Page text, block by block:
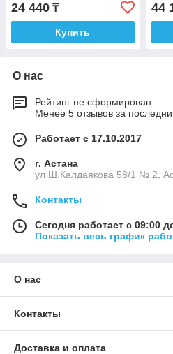
24 440 ₸
Купить
44
О нас
Рейтинг не сформирован
Менее 5 отзывов за
Работает с 17.10.2017
г. Астана
ул Ш.Калдаякова 58/1 № 2,
Контакты
Сегодня работает с 09:00
Показать весь график
О нас
Контакты
Доставка и оплата